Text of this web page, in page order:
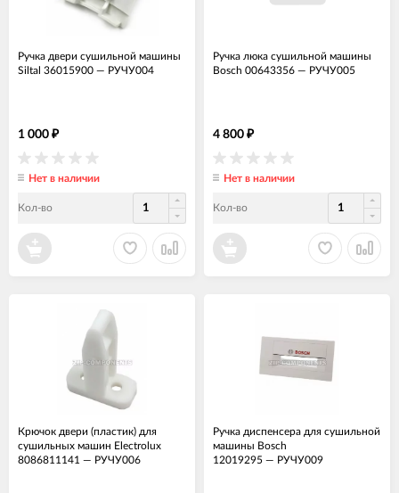
Ручка двери сушильной машины
Siltal 36015900 — РУЧУ004
1 000 ₽
Нет в наличии
Кол-во
Ручка люка сушильной машины
Bosch 00643356 — РУЧУ005
4 800 ₽
Нет в наличии
Кол-во
Крючок двери (пластик) для
сушильных машин Electrolux
8086811141 — РУЧУ006
Ручка диспенсера для сушильной
машины Bosch
12019295 — РУЧУ009